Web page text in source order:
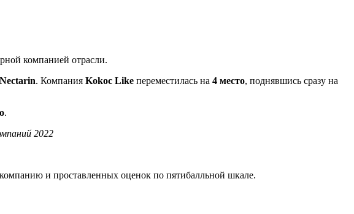
компанией отрасли.
Nectarin. Компания Kokoc Like переместилась на 4 место, поднявшись сразу на
.
2022
и проставленных оценок по пятибалльной шкале.